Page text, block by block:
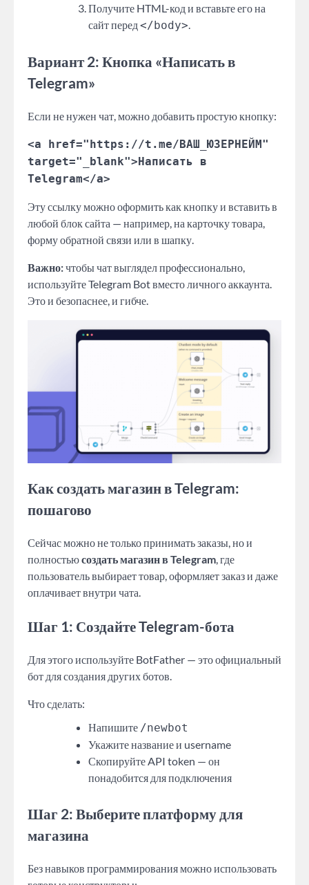
Получите HTML-код и вставьте его на
сайт перед</body>.
Вариант 2: Кнопка «Написать в
Telegram»
Если не нужен чат, можно добавить простую кнопку:
<a href="https://t.me/ВАШ_ЮЗЕРНЕЙМ"
target="_blank">Написать в
Telegram</a>
Эту ссылку можно оформить как кнопку и вставить в
любой блок сайта — например, на карточку товара,
форму обратной связи или в шапку.
Важно:чтобы чат выглядел профессионально,
используйте Telegram Bot вместо личного аккаунта.
Это и безопаснее, и гибче.
Как создать магазин в Telegram:
пошагово
Сейчас можно не только принимать заказы, но и
полностьюсоздать магазин в Telegram, где
пользователь выбирает товар, оформляет заказ и даже
оплачивает внутри чата.
Шаг 1: Создайте Telegram-бота
Для этого используйте BotFather — это официальный
бот для создания других ботов.
Что сделать:
Напишите /newbot
Укажите название и username
Скопируйте API token — он
понадобится для подключения
Шаг 2: Выберите платформу для
магазина
Без навыков программирования можно использовать